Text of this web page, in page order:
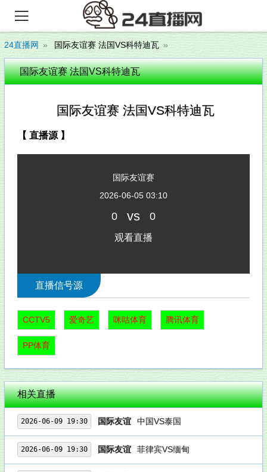

24直播网 国际友谊赛 法国VS科特迪瓦
国际友谊赛 法国VS科特迪瓦
国际友谊赛 法国VS科特迪瓦
【 直播源 】
国际友谊赛
2026-06-05 03:10
0 vs 0
观看直播
直播信号源
CCTV5 爱奇艺 咪咕体育 腾讯体育
PP体育
相关直播
2026-06-09 19:30 国际友谊 中国VS泰国
2026-06-09 19:30 国际友谊 菲律宾VS缅甸